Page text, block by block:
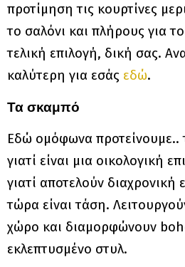
προτίμηση τις κουρτίνες
το σαλόνι και πλήρους για
τελική επιλογή, δική σας.
καλύτερη για εσάς εδώ.
Τα σκαμπό
Εδώ ομόφωνα
γιατί είναι μια οικολογική
γιατί αποτελούν διαχρονική
τώρα είναι τάση.
χώρο και διαμορφώνουν
εκλεπτυσμένο στυλ.